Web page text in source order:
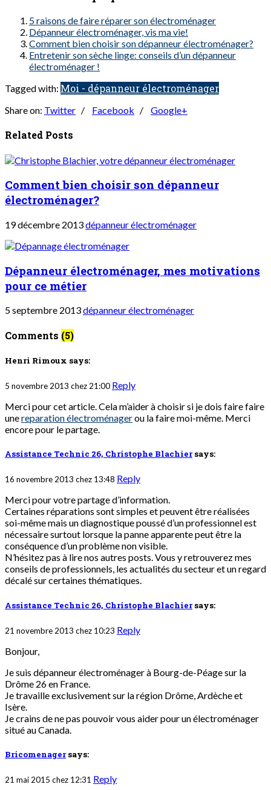
5 raisons de faire réparer son électroménager
Dépanneur électroménager, vis ma vie!
Comment bien choisir son dépanneur électroménager?
Entretenir son sèche linge: conseils d’un dépanneur
électroménager !
Tagged with: Moi - dépanneur électroménager
Share on: Twitter / Facebook / Google+
Related Posts
Comment bien choisir son dépanneur
électroménager?
19 décembre 2013dépanneur électroménager
Dépanneur électroménager, mes motivations
pour ce métier
5 septembre 2013dépanneur électroménager
Comments (5)
Henri Rimoux says:
5 novembre 2013 chez 21:00 Reply
Merci pour cet article. Cela m’aider à choisir si je dois faire faire
unereparation électroménagerou la faire moi-même. Merci
encore pour le partage.
Assistance Technic 26, Christophe Blachier says:
16 novembre 2013 chez 13:48 Reply
Merci pour votre partage d’information.
Certaines réparations sont simples et peuvent être réalisées
soi-même mais un diagnostique poussé d’un professionnel est
nécessaire surtout lorsque la panne apparente peut être la
conséquence d’un problème non visible.
N’hésitez pas à lire nos autres posts. Vous y retrouverez mes
conseils de professionnels, les actualités du secteur et un regard
décalé sur certaines thématiques.
Assistance Technic 26, Christophe Blachier says:
21 novembre 2013 chez 10:23 Reply
Bonjour,
Je suis dépanneur électroménager à Bourg-de-Péage sur la
Drôme 26 en France.
Je travaille exclusivement sur la région Drôme, Ardèche et
Isère.
Je crains de ne pas pouvoir vous aider pour un électroménager
situé au Canada.
Bricomenager says:
21 mai 2015 chez 12:31 Reply